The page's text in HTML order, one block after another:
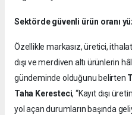
Sektörde güvenli ürün oranı
Özellikle markasız, üretici,
dışı ve merdiven altı ürünlerin
gündeminde olduğunu belirten
Taha Keresteci, “Kayıt dışı
yol açan durumların başında